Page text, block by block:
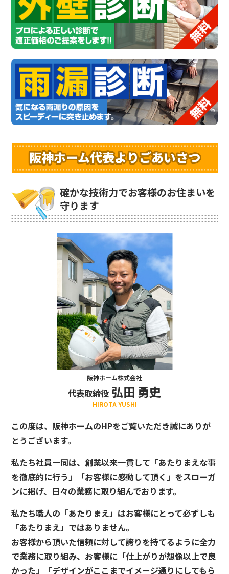
阪神ホーム代表よりごあいさつ
確かな技術力でお客様のお住まいを
守ります
阪神ホーム株式会社
代表取締役 弘田 勇史
HIROTA YUSHI
この度は、阪神ホームのHPをご覧いただき誠にありが
とうございます。
私たち社員一同は、創業以来一貫して「あたりまえな事
を徹底的に行う」「お客様に感動して頂く」をスローガ
ンに掲げ、日々の業務に取り組んでおります。
私たち職人の「あたりまえ」はお客様にとって必ずしも
「あたりまえ」ではありません。
お客様から頂いた信頼に対して誇りを持てるように全力
で業務に取り組み、お客様に「仕上がりが想像以上で良
かった」「デザインがここまでイメージ通りにしてもら